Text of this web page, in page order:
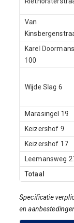
Van
Karel
100
Wijde Slag 6
Marasingel 19
Keizershof 9
Keizershof 17
Leemansweg
Totaal
Specificatie
en